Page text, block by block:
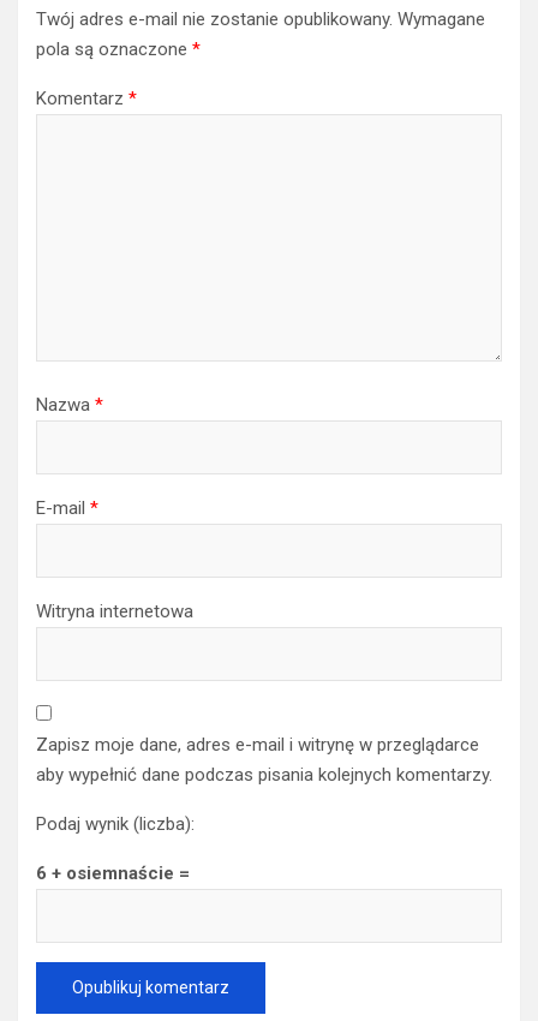
Twój adres e-mail nie zostanie opublikowany. Wymagane
pola są oznaczone *
Komentarz *
Nazwa *
E-mail *
Witryna internetowa
Zapisz moje dane, adres e-mail i witrynę w przeglądarce
aby wypełnić dane podczas pisania kolejnych komentarzy.
Podaj wynik (liczba):
6 + osiemnaście =